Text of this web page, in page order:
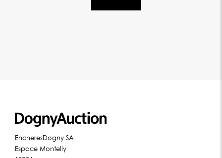
EncheresDogny SA
Espace Montelly